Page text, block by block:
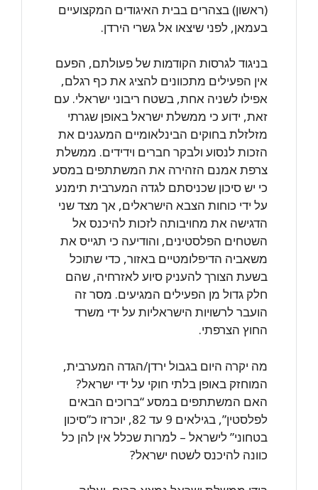
(ראשון) בצהרים בבית האיגודים המקצועיים
בעמאן, לפני שיצאו אל גשרי הירדן.
בניגוד לגרסות הקודמות של פעולתם, הפעם
אין הפעילים מתכוונים להציג את כף רגלם,
אפילו לשניה אחת, בשטח ריבוני ישראלי. עם
זאת, ידוע כי ממשלת ישראל באופן שגרתי
מזלזלת בחוקים הבינלאומיים המעגנים את
הזכות לנסוע ולבקר חברים וידידים. ממשלת
צרפת אמנם הזהירה את המשתתפים במסע
כי יש סיכון שכניסתם לגדה המערבית תימנע
על ידי כוחות הצבא הישראלים, אך מצד שני
הדגישה את מחויבותה לזכות להיכנס אל
השטחים הפלסטינים, והודיעה כי תגייס את
משאביה הדיפלומטיים באזור, כדי שתוכל
בשעת הצורך להעניק סיוע לאזרחיה, שהם
חלק גדול מן הפעילים המגיעים. מסר זה
הועבר לרשויות הישראליות על ידי משרד
החוץ הצרפתי.
מה יקרה היום בגבול ירדן/הגדה המערבית,
המוחזק באופן בלתי חוקי על ידי ישראל?
האם המשתתפים במסע “ברוכים הבאים
לפלסטין”, בגילאים 9 עד 82, יוכרזו כ”סיכון
בטחוני” לישראל – למרות שכלל אין להן כל
כוונה להיכנס לשטח ישראל?